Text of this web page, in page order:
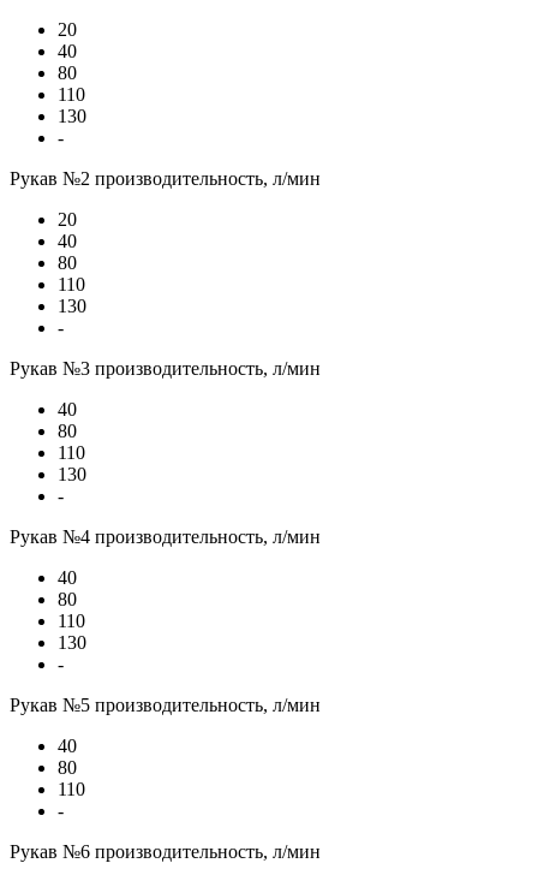
20
40
80
110
130
-
Рукав №2 производительность, л/мин
20
40
80
110
130
-
Рукав №3 производительность, л/мин
40
80
110
130
-
Рукав №4 производительность, л/мин
40
80
110
130
-
Рукав №5 производительность, л/мин
40
80
110
-
Рукав №6 производительность, л/мин